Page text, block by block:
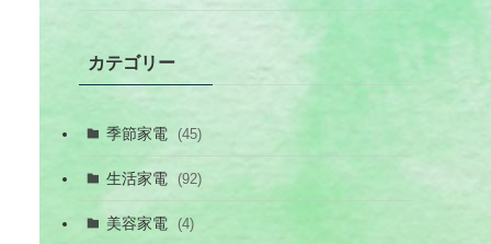
カテゴリー
季節家電 (45)
生活家電 (92)
美容家電 (4)